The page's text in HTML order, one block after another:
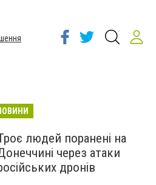
людей поранені на
через атаки
дронів